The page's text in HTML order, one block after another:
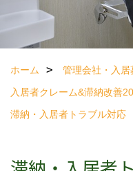
ホーム
管理会社・入居
入居者クレーム&滞納改善
滞納・入居者トラブル対応